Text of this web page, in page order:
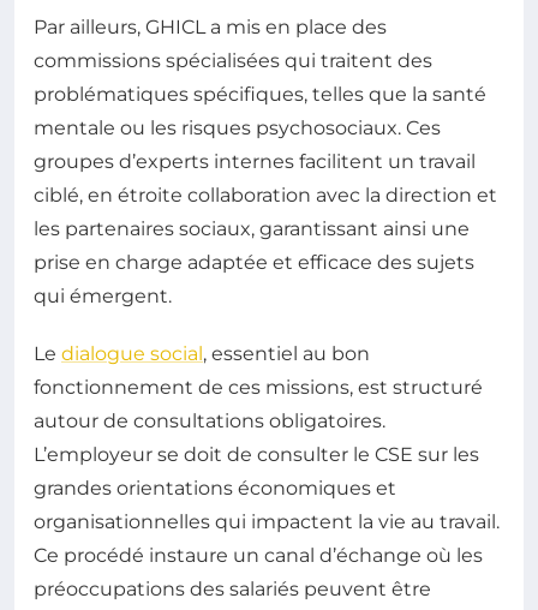
Par ailleurs, GHICL a mis en place des
commissions spécialisées qui traitent des
problématiques spécifiques, telles que la santé
mentale ou les risques psychosociaux. Ces
groupes d’experts internes facilitent un travail
ciblé, en étroite collaboration avec la direction et
les partenaires sociaux, garantissant ainsi une
prise en charge adaptée et efficace des sujets
qui émergent.
Le dialogue social , essentiel au bon
fonctionnement de ces missions, est structuré
autour de consultations obligatoires.
L’employeur se doit de consulter le CSE sur les
grandes orientations économiques et
organisationnelles qui impactent la vie au travail.
Ce procédé instaure un canal d’échange où les
préoccupations des salariés peuvent être